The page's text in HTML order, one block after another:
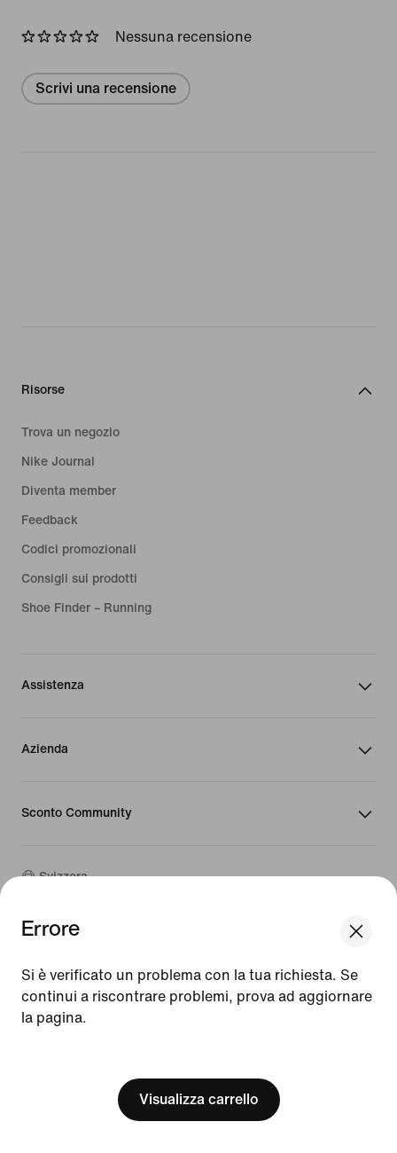
Update your location?
Svizzera
Errore
Si è verificato un problema con la tua richiesta. Se
continui a riscontrare problemi, prova ad aggiornare
la pagina.
Visualizza carrello
Nessuna recensione
Scrivi una recensione
Risorse
Trova un negozio
Nike Journal
Diventa member
Feedback
Codici promozionali
Consigli sui prodotti
Shoe Finder – Running
Assistenza
Azienda
Sconto Community
Svizzera
©2026 Nike, Inc. Tutti i diritti riservati
Condizioni d'uso
Condizioni di vendita
Dati aziendali